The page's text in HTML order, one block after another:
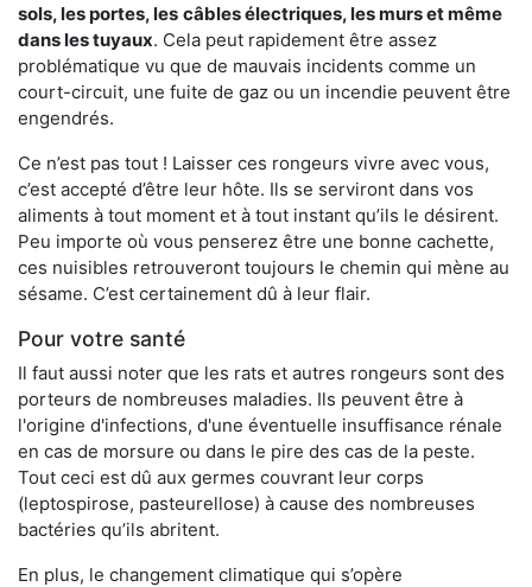
sols, les portes, les câbles électriques, les murs et même
dans les tuyaux. Cela peut rapidement être assez
problématique vu que de mauvais incidents comme un
court-circuit, une fuite de gaz ou un incendie peuvent être
engendrés.
Ce n’est pas tout ! Laisser ces rongeurs vivre avec vous,
c’est accepté d’être leur hôte. Ils se serviront dans vos
aliments à tout moment et à tout instant qu’ils le désirent.
Peu importe où vous penserez être une bonne cachette,
ces nuisibles retrouveront toujours le chemin qui mène au
sésame. C’est certainement dû à leur flair.
Pour votre santé
Il faut aussi noter que les rats et autres rongeurs sont des
porteurs de nombreuses maladies. Ils peuvent être à
l'origine d'infections, d'une éventuelle insuffisance rénale
en cas de morsure ou dans le pire des cas de la peste.
Tout ceci est dû aux germes couvrant leur corps
(leptospirose, pasteurellose) à cause des nombreuses
bactéries qu’ils abritent.
En plus, le changement climatique qui s’opère